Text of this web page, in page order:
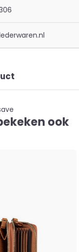
ook